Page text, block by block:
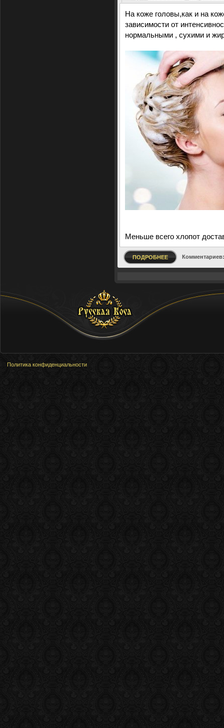
На коже головы,как и на
зависимости от
нормальными , сухими и
Меньше всего хлопот
ПОДРОБНЕЕ
Русская Коса
Политика конфиденциальности